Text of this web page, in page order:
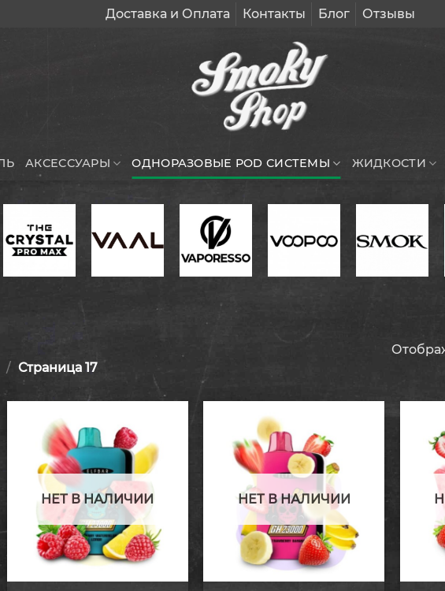
Доставка и Оплата Контакты Блог Отзывы
АКСЕССУАРЫ ОДНОРАЗОВЫЕ POD СИСТЕМЫ ЖИДКОСТИ
/ Страница 17
НЕТ В НАЛИЧИИ НЕТ В НАЛИЧИИ